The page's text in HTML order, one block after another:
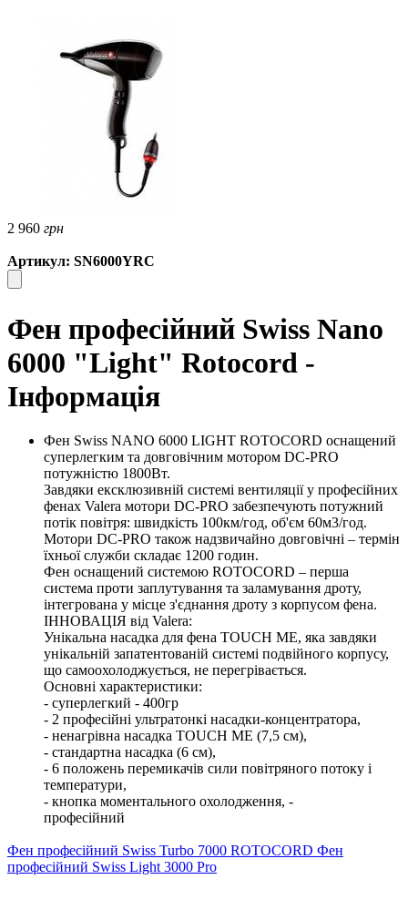
2 960 грн
Артикул: SN6000YRC
Фен професійний Swiss Nano
6000 "Light" Rotocord -
Інформація
Фен Swiss NANO 6000 LIGHT ROTOCORD оснащений
суперлегким та довговічним мотором DC-PRO
потужністю 1800Вт.
Завдяки ексклюзивній системі вентиляції у професійних
фенах Valera мотори DC-PRO забезпечують потужний
потік повітря: швидкість 100км/год, об'єм 60м3/год.
Мотори DC-PRO також надзвичайно довговічні – термін
їхньої служби складає 1200 годин.
Фен оснащений системою ROTOCORD – перша
система проти заплутування та заламування дроту,
інтегрована у місце з'єднання дроту з корпусом фена.
ІННОВАЦІЯ від Valera:
Унікальна насадка для фена TOUCH ME, яка завдяки
унікальній запатентованій системі подвійного корпусу,
що самоохолоджується, не перегрівається.
Основні характеристики:
- суперлегкий - 400гр
- 2 професійні ультратонкі насадки-концентратора,
- ненагрівна насадка TOUCH ME (7,5 см),
- стандартна насадка (6 см),
- 6 положень перемикачів сили повітряного потоку і
температури,
- кнопка моментального охолодження, -
професійний
Фен професійний Swiss Turbo 7000 ROTOCORD Фен
професійний Swiss Light 3000 Pro